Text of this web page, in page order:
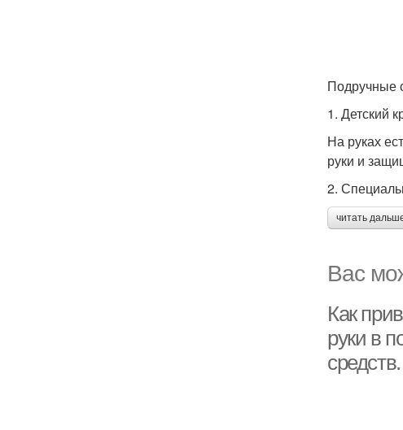
Подручные
1. Детский
На руках
руки и
2.
читать
Вас
Как
руки в
средств.